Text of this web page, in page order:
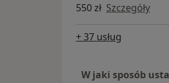
550 zł Szczegóły
+ 37 usług
W jaki sposób